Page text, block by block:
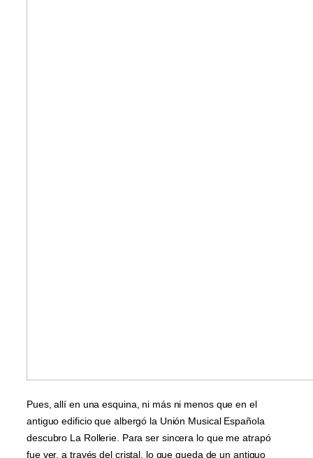
Pues, allí en una esquina, ni más ni menos que en el
antiguo edificio que albergó la Unión Musical Española
descubro La Rollerie. Para ser sincera lo que me atrapó
fue ver, a través del cristal, lo que queda de un antiguo